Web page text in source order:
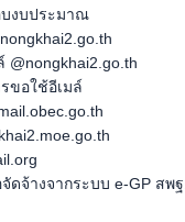
งบประมาณ
@nongkhai2.go.th
ขอใช้อีเมล์
ดจ้างจากระบบ e-GP สพฐ.